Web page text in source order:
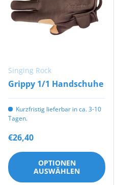
Singing Rock
Grippy 1/1 Handschuhe
Kurzfristig lieferbar in ca. 3-10
Tagen.
€26,40
OPTIONEN
AUSWÄHLEN